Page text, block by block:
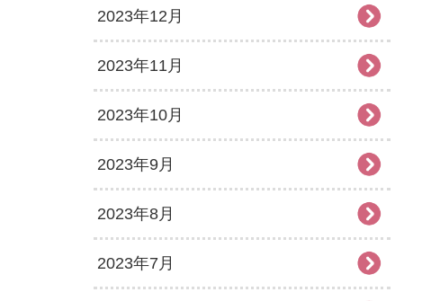
2023年12月
2023年11月
2023年10月
2023年9月
2023年8月
2023年7月